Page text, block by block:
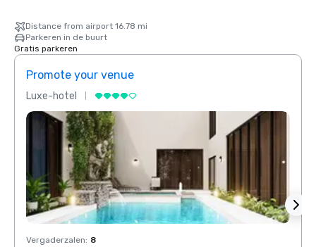
Distance from airport 16.78 mi
Parkeren in de buurt
Gratis parkeren
Promote your venue
Luxe-hotel
Vergaderzalen: 8